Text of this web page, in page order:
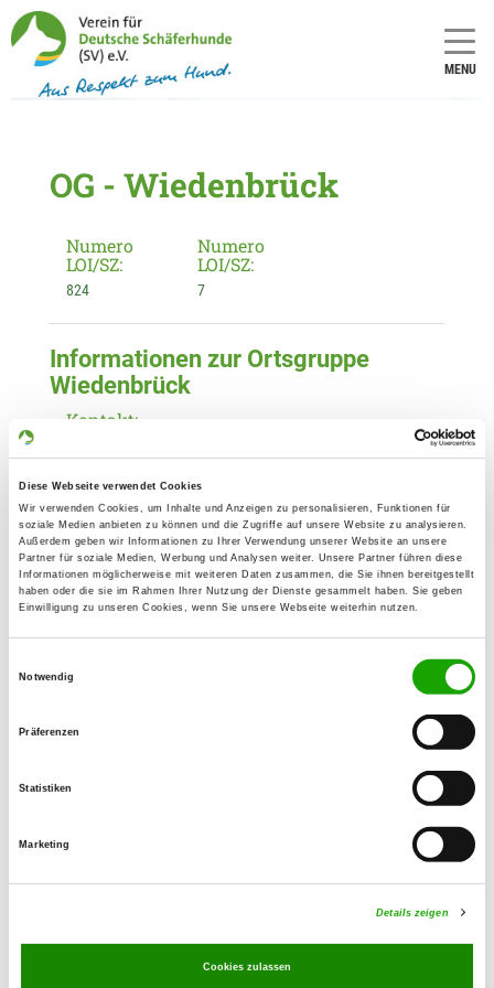
Diese Webseite verwendet Cookies
Wir verwenden Cookies, um Inhalte und Anzeigen zu personalisieren, Funktionen für
soziale Medien anbieten zu können und die Zugriffe auf unsere Website zu analysieren.
Außerdem geben wir Informationen zu Ihrer Verwendung unserer Website an unsere
Partner für soziale Medien, Werbung und Analysen weiter. Unsere Partner führen diese
Informationen möglicherweise mit weiteren Daten zusammen, die Sie ihnen bereitgestellt
haben oder die sie im Rahmen Ihrer Nutzung der Dienste gesammelt haben. Sie geben
Einwilligung zu unseren Cookies, wenn Sie unsere Webseite weiterhin nutzen.
Notwendig
Präferenzen
Statistiken
Marketing
Details zeigen
Cookies zulassen
MENU
OG - Wiedenbrück
Numero
LOI/SZ:
824
Numero
LOI/SZ:
7
Informationen zur Ortsgruppe
Wiedenbrück
Kontakt:
59557 Lippstadt
Übungsplatz:
Am Jägerheim/Am Postdamm
33378 Rheda-Wiedenbrück
gruenpark@gmx.net
Freitag 16:00 h - 19:30 h